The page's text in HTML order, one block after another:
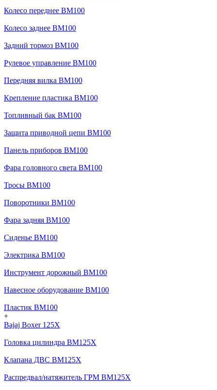
Колесо переднее BM100
Колесо заднее BM100
Задний тормоз BM100
Рулевое управление BM100
Передняя вилка BM100
Крепление пластика BM100
Топливный бак BM100
Защита приводной цепи BM100
Панель приборов BM100
Фара головного света BM100
Тросы BM100
Поворотники BM100
Фара задняя BM100
Сиденье BM100
Электрика BM100
Инструмент дорожный BM100
Навесное оборудование BM100
Пластик BM100
+
Bajaj Boxer 125X
Головка цилиндра BM125X
Клапана ДВС BM125X
Распредвал/натяжитель ГРМ BM125X